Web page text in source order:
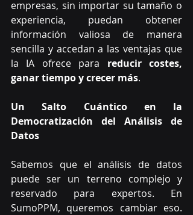
empresas, sin importar su tamaño o
experiencia, puedan obtener
información valiosa de manera
sencilla y accedan a las ventajas que
la IA ofrece para reducir costes,
ganar tiempo y crecer más.
Un Salto Cuántico en la
Democratización del Análisis de
Datos
Sabemos que el análisis de datos
puede ser un terreno complejo y
reservado para expertos. En